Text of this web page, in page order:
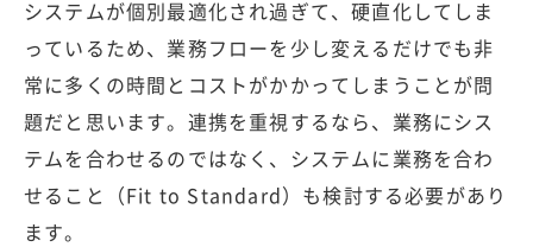
システムが個別最適化され過ぎて、硬直化してしま
っているため、業務フローを少し変えるだけでも非
常に多くの時間とコストがかかってしまうことが問
題だと思います。連携を重視するなら、業務にシス
テムを合わせるのではなく、システムに業務を合わ
せること（Fit to Standard）も検討する必要があり
ます。